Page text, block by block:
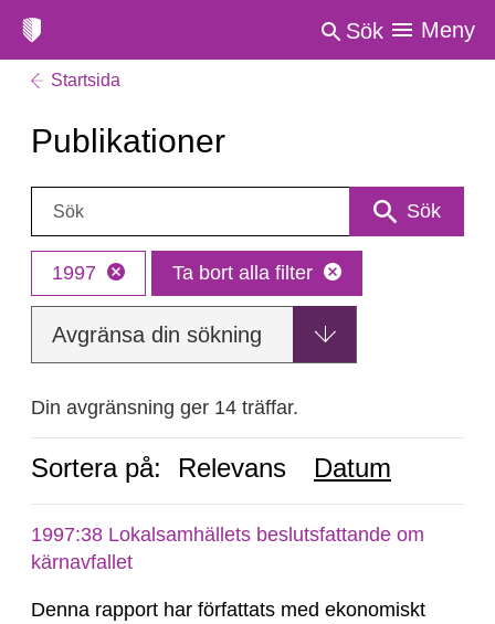
Sök Meny
Startsida
Publikationer
Sök: Sök
1997 Ta bort alla filter
Avgränsa din sökning
Din avgränsning ger 14 träffar.
Sortera på: Relevans Datum
1997:38 Lokalsamhällets beslutsfattande om
kärnavfallet
Denna rapport har författats med ekonomiskt